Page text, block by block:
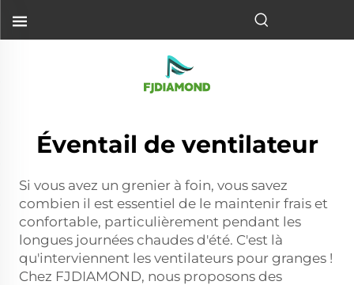
Éventail de ventilateur
Si vous avez un grenier à foin, vous savez
combien il est essentiel de le maintenir frais et
confortable, particulièrement pendant les
longues journées chaudes d'été. C'est là
qu'interviennent les ventilateurs pour granges !
Chez FJDIAMOND, nous proposons des